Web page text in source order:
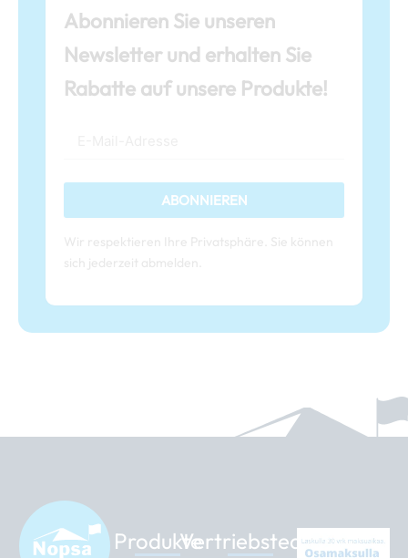
Abonnieren Sie unseren
Newsletter und erhalten Sie
Rabatte auf unsere Produkte!
ABONNIEREN
ProdukteVertriebsteam